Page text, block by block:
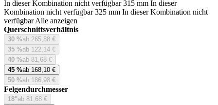
In dieser Kombination nicht verfügbar 315 mm In dieser
Kombination nicht verfügbar 325 mm In dieser Kombination nicht
verfügbar Alle anzeigen
Querschnittsverhältnis
30 %ab 265,88 €
35 %ab 122,14 €
40 %ab 81,68 €
45 %ab 168,10 €
50 %ab 186,98 €
Felgendurchmesser
18"ab 81,68 €